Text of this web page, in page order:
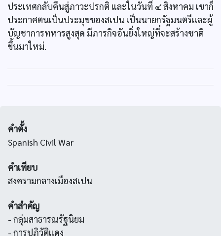
ประเทศกลับคืนสู่ภาวะปรกติ และในวันที่ ๔ สิงหาคม เขาก็
ประกาศตนเป็นประมุขของสเปน เป็นนายกรัฐมนตรีและผู้
บัญชาการทหารสูงสุด มีภารกิจอันยิ่งใหญ่ที่จะสร้างชาติ
ขึ้นมาใหม่.
คำตั้ง
Spanish Civil War
คำเทียบ
สงครามกลางเมืองสเปน
คำสำคัญ
- กลุ่มสาธารณรัฐนิยม
- การปฏิวัติแดง